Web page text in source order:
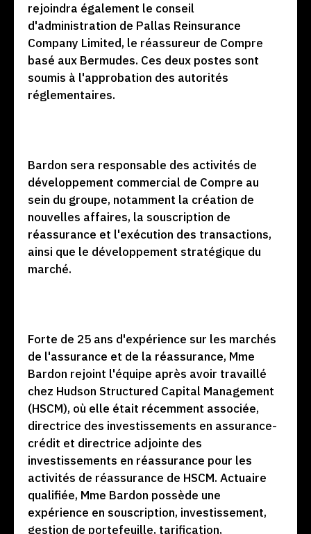
rejoindra également le conseil
d'administration de Pallas Reinsurance
Company Limited, le réassureur de Compre
basé aux Bermudes. Ces deux postes sont
soumis à l'approbation des autorités
réglementaires.
Bardon sera responsable des activités de
développement commercial de Compre au
sein du groupe, notamment la création de
nouvelles affaires, la souscription de
réassurance et l'exécution des transactions,
ainsi que le développement stratégique du
marché.
Forte de 25 ans d'expérience sur les marchés
de l'assurance et de la réassurance, Mme
Bardon rejoint l'équipe après avoir travaillé
chez Hudson Structured Capital Management
(HSCM), où elle était récemment associée,
directrice des investissements en assurance-
crédit et directrice adjointe des
investissements en réassurance pour les
activités de réassurance de HSCM. Actuaire
qualifiée, Mme Bardon possède une
expérience en souscription, investissement,
gestion de portefeuille, tarification,